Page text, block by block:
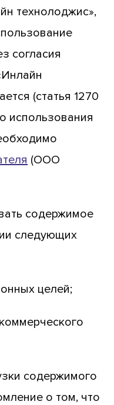
технолоджис»,
согласия
(статья 1270
использования
(ООО
содержимое
следующих
целей;
содержимого
о том, что